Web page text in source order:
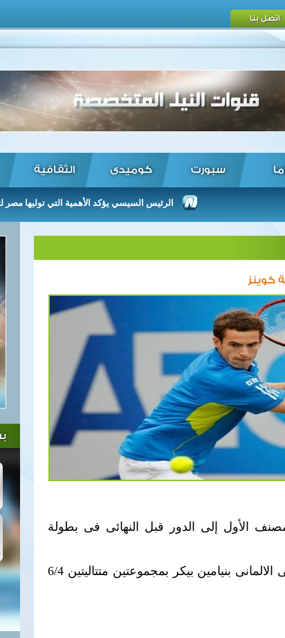
اتصل بنا
سبورت كوميدى الثقافية
الرئيس السيسي يؤكد الأهمية التي توليها مصر لتعزيز
كوينز
الأول إلى الدور قبل النهائى فى بطولة
فاز موراى فى دور الثمانية على الالمانى بنيامين بيكر بمجموعتين متتاليتين 6/4